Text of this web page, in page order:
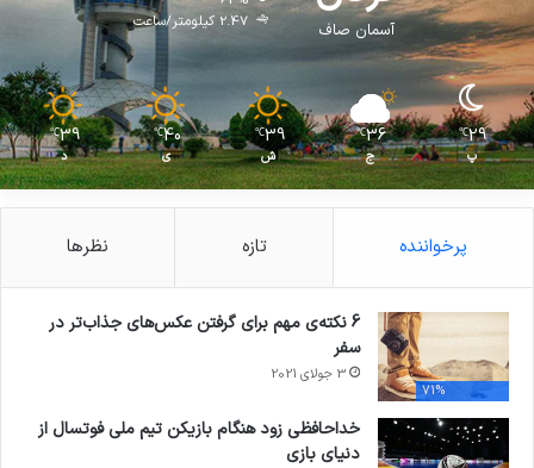
آسمان صاف
2.47 کیلومتر/ساعت
29
℃
پ
36
℃
ج
39
℃
ش
40
℃
ی
39
℃
د
پرخواننده تازه نظرها
71%
6 نکته‌ی مهم برای گرفتن عکس‌های جذاب‌تر در
سفر
3 جولای 2021
خداحافظی زود هنگام بازیکن تیم ملی فوتسال از
دنیای بازی